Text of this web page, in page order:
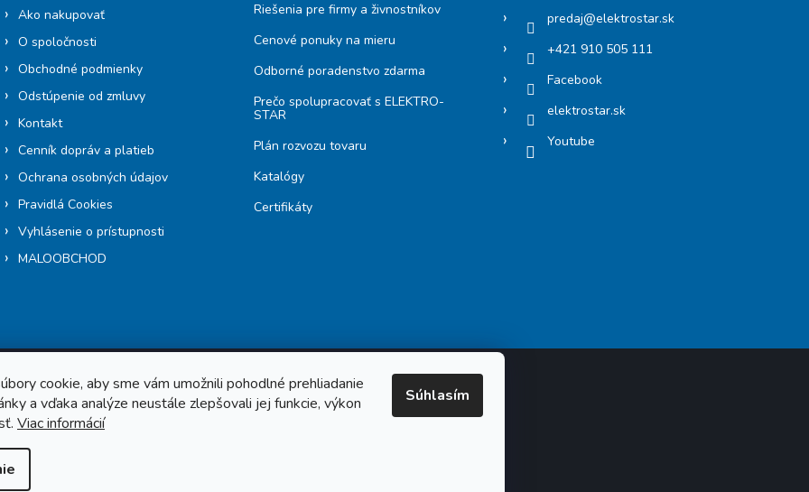
cookie, aby sme vám umožnili pohodlné prehliadanie
a vďaka analýze neustále zlepšovali jej funkcie, výkon
Viac informácií
Súhlasím
Ako nakupovať
O spoločnosti
Obchodné podmienky
Odstúpenie od zmluvy
Kontakt
Cenník dopráv a platieb
Ochrana osobných údajov
Pravidlá Cookies
Vyhlásenie o prístupnosti
MALOOBCHOD
Riešenia pre firmy a živnostníkov
Cenové ponuky na mieru
Odborné poradenstvo zdarma
Prečo spolupracovať s ELEKTRO-
STAR
Plán rozvozu tovaru
Katalógy
Certifikáty
predaj@elektrostar.sk
+421 910 505 111
Facebook
elektrostar.sk
Youtube
Copyright 2026Elektrostar.shop. Všetky práva vyhradené.